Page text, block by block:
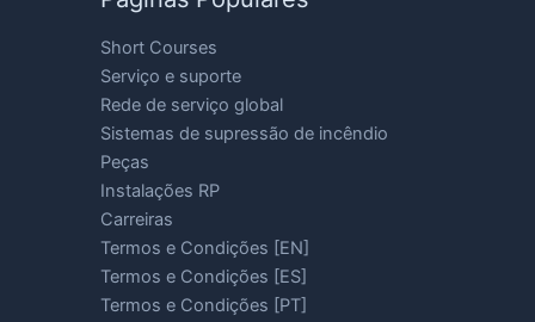
Short Courses
Serviço e suporte
Rede de serviço global
Sistemas de supressão de incêndio
Peças
Instalações RP
Carreiras
Termos e Condições [EN]
Termos e Condições [ES]
Termos e Condições [PT]